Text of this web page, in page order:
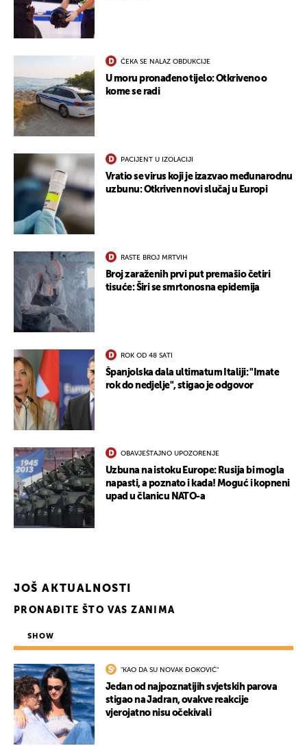
ČEKA SE NALAZ OBDUKCIJE
U moru pronađeno tijelo: Otkriveno o
kome se radi
PACIJENT U IZOLACIJI
Vratio se virus koji je izazvao međunarodnu
uzbunu: Otkriven novi slučaj u Europi
RASTE BROJ MRTVIH
Broj zaraženih prvi put premašio četiri
tisuće: Širi se smrtonosna epidemija
ROK OD 48 SATI
Španjolska dala ultimatum Italiji: "Imate
rok do nedjelje", stigao je odgovor
OBAVJEŠTAJNO UPOZORENJE
Uzbuna na istoku Europe: Rusija bi mogla
napasti, a poznato i kada! Moguć i kopneni
upad u članicu NATO-a
JOŠ AKTUALNOSTI
PRONAĐITE ŠTO VAS ZANIMA
SHOW
"KAO DA SU NOVAK ĐOKOVIĆ"
Jedan od najpoznatijih svjetskih parova
stigao na Jadran, ovakve reakcije
vjerojatno nisu očekivali